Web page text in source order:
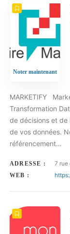
Noter maintenant
MARKETIFY
Transformation
de décisions et de
de vos données.
référencement…
ADRESSE : 7 rue
WEB :